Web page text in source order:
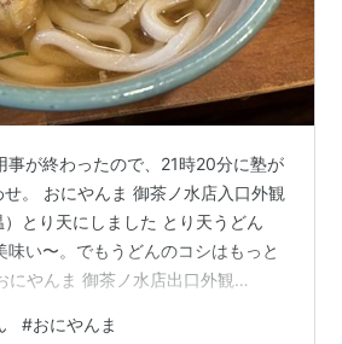
事が終わったので、21時20分に塾が
。 おにやんま 御茶ノ水店入口外観
とり天にしました とり天うどん
味い〜。でもうどんのコシはもっと
にやんま 御茶ノ水店出口外観
#おにやんま